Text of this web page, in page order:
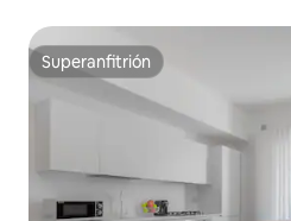
Superanfitrión
Superanfitrión